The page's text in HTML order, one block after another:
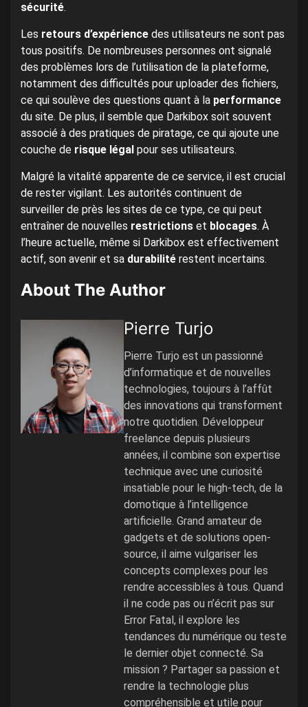
sécurité.
Les retours d’expérience des utilisateurs ne sont pas
tous positifs. De nombreuses personnes ont signalé
des problèmes lors de l’utilisation de la plateforme,
notamment des difficultés pour uploader des fichiers,
ce qui soulève des questions quant à la performance
du site. De plus, il semble que Darkibox soit souvent
associé à des pratiques de piratage, ce qui ajoute une
couche de risque légal pour ses utilisateurs.
Malgré la vitalité apparente de ce service, il est crucial
de rester vigilant. Les autorités continuent de
surveiller de près les sites de ce type, ce qui peut
entraîner de nouvelles restrictions et blocages. À
l’heure actuelle, même si Darkibox est effectivement
actif, son avenir et sa durabilité restent incertains.
About The Author
Pierre Turjo
Pierre Turjo est un passionné
d’informatique et de nouvelles
technologies, toujours à l’affût
des innovations qui transforment
notre quotidien. Développeur
freelance depuis plusieurs
années, il combine son expertise
technique avec une curiosité
insatiable pour le high-tech, de la
domotique à l’intelligence
artificielle. Grand amateur de
gadgets et de solutions open-
source, il aime vulgariser les
concepts complexes pour les
rendre accessibles à tous. Quand
il ne code pas ou n’écrit pas sur
Error Fatal, il explore les
tendances du numérique ou teste
le dernier objet connecté. Sa
mission ? Partager sa passion et
rendre la technologie plus
compréhensible et utile pour